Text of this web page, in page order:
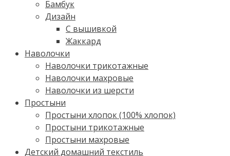
Бамбук
Дизайн
С вышивкой
Жаккард
Наволочки
Наволочки трикотажные
Наволочки махровые
Наволочки из шерсти
Простыни
Простыни хлопок (100% хлопок)
Простыни трикотажные
Простыни махровые
Детский домашний текстиль